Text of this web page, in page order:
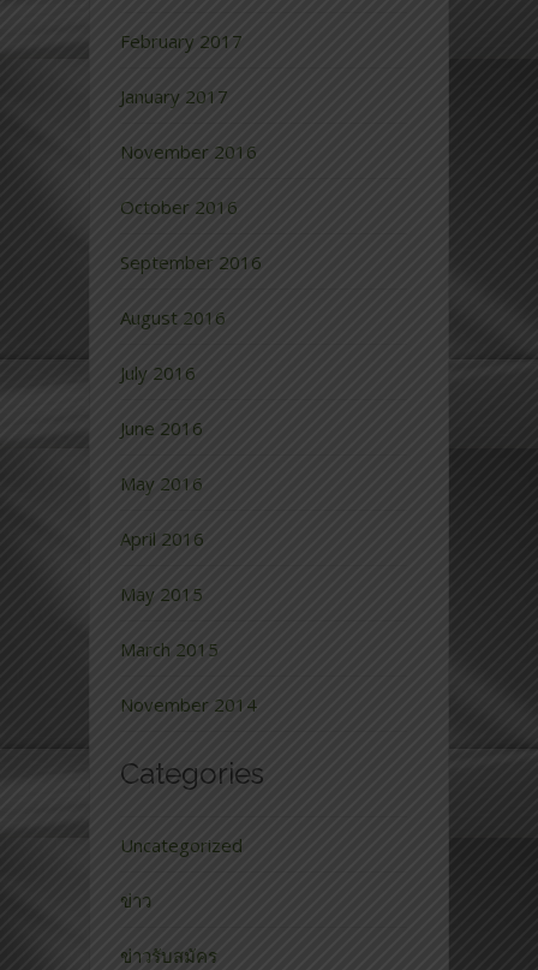
February 2017
January 2017
November 2016
October 2016
September 2016
August 2016
July 2016
June 2016
May 2016
April 2016
May 2015
March 2015
November 2014
Categories
Uncategorized
ข่าว
ข่าวรับสมัคร